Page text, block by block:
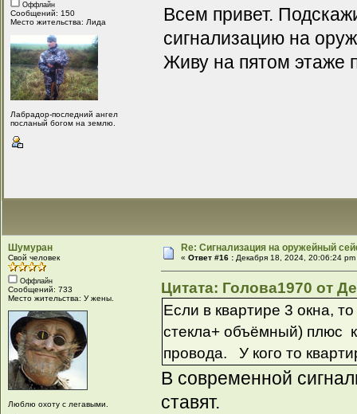
Оффлайн
Сообщений: 150
Место жительства: Лида
Лабрадор-последний ангел
посланый богом на землю.
Всем привет.
сигнализацию на
Живу на пятом этаже
Шумуран
Свой человек
Оффлайн
Сообщений: 733
Место жительства: У жены.
Люблю охоту с легавыми.
Re: Сигнализация на оружейный
«Ответ #16 : Декабря 18, 2024, 20:06:24
Цитата: Голова1970 от
Если в квартире 3 окна,
стекла+ объёмный) плюс
провода. У кого то
В современной
ставят.